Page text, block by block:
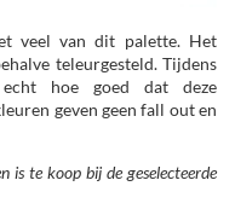
veel van dit palette. Het
teleurgesteld. Tijdens
hoe goed dat deze
geven geen fall out en
te koop bij de geselecteerde